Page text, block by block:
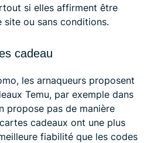
si elles affirment être
ou sans conditions.
cadeau
les arnaqueurs proposent
Temu, par exemple dans
propose pas de manière
cadeaux ont une plus
fiabilité que les codes